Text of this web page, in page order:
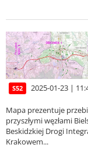
S52 2025-01-23 |
Mapa prezentuje
przyszłymi węzłami
Beskidzkiej Drogi
Krakowem...